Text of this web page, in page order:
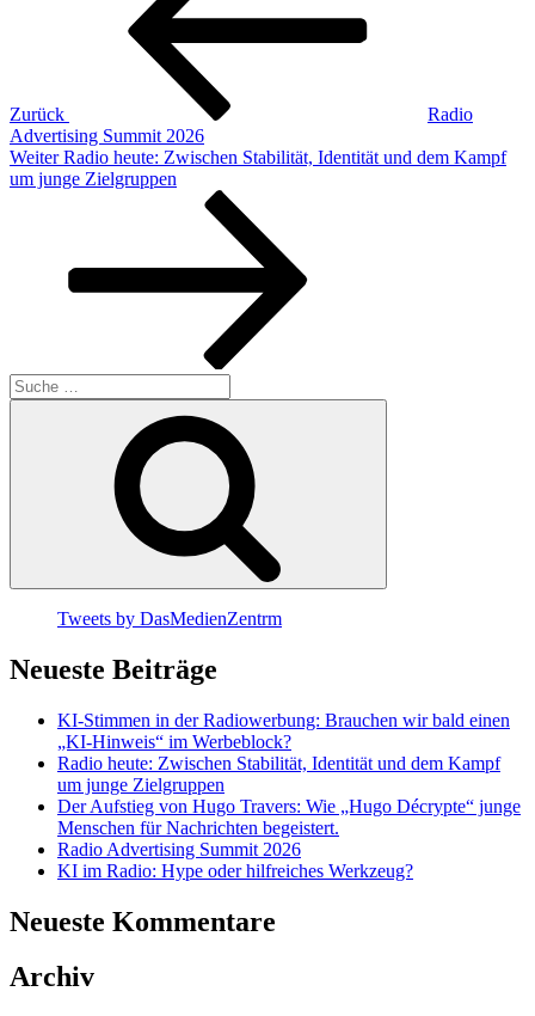
Zurück
Radio
Advertising Summit 2026
Nächster
Beitrag
Weiter Radio heute: Zwischen Stabilität, Identität und dem Kampf
um junge Zielgruppen
Suche
nach:
Tweets by DasMedienZentrm
Neueste Beiträge
KI-Stimmen in der Radiowerbung: Brauchen wir bald einen
„KI-Hinweis“ im Werbeblock?
Radio heute: Zwischen Stabilität, Identität und dem Kampf
um junge Zielgruppen
Der Aufstieg von Hugo Travers: Wie „Hugo Décrypte“ junge
Menschen für Nachrichten begeistert.
Radio Advertising Summit 2026
KI im Radio: Hype oder hilfreiches Werkzeug?
Neueste Kommentare
Archiv